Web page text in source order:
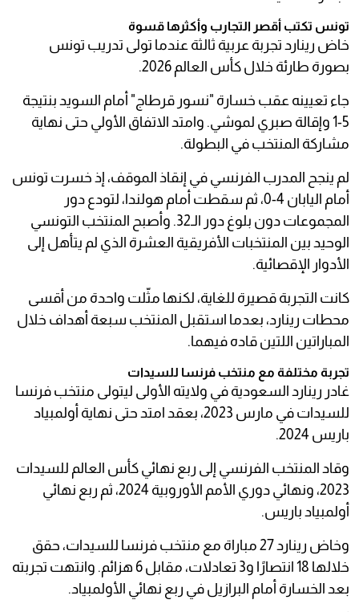
تونس تكتب أقصر التجارب وأكثرها قسوة
خاض رينارد تجربة عربية ثالثة عندما تولى تدريب تونس
بصورة طارئة خلال كأس العالم 2026.
جاء تعيينه عقب خسارة "نسور قرطاج" أمام السويد بنتيجة
5-1 وإقالة صبري لموشي. وامتد الاتفاق الأولي حتى نهاية
مشاركة المنتخب في البطولة.
لم ينجح المدرب الفرنسي في إنقاذ الموقف، إذ خسرت تونس
أمام اليابان 4-0، ثم سقطت أمام هولندا، لتودع دور
المجموعات دون بلوغ دور الـ32. وأصبح المنتخب التونسي
الوحيد بين المنتخبات الأفريقية العشرة الذي لم يتأهل إلى
الأدوار الإقصائية.
كانت التجربة قصيرة للغاية، لكنها مثّلت واحدة من أقسى
محطات رينارد، بعدما استقبل المنتخب سبعة أهداف خلال
المباراتين اللتين قاده فيهما.
تجربة مختلفة مع منتخب فرنسا للسيدات
غادر رينارد السعودية في ولايته الأولى ليتولى منتخب فرنسا
للسيدات في مارس 2023، بعقد امتد حتى نهاية أولمبياد
باريس 2024.
وقاد المنتخب الفرنسي إلى ربع نهائي كأس العالم للسيدات
2023، ونهائي دوري الأمم الأوروبية 2024، ثم ربع نهائي
أولمبياد باريس.
وخاض رينارد 27 مباراة مع منتخب فرنسا للسيدات، حقق
خلالها 18 انتصارًا و3 تعادلات، مقابل 6 هزائم. وانتهت تجربته
بعد الخسارة أمام البرازيل في ربع نهائي الأولمبياد.